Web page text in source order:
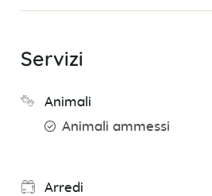
Servizi
Animali
Animali ammessi
Arredi